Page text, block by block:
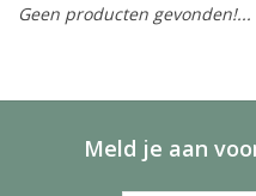
Geen producten gevonden!...
Meld je aan